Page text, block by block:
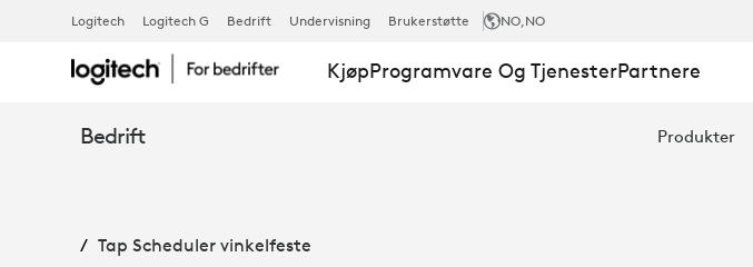
TAP
SCHEDULER
VINKELFESTE
Logitech Logitech G Bedrift Undervisning Brukerstøtte NO,NO
KjøpProgramvare Og TjenesterPartnere
Bedrift Produkter
Tap Scheduler vinkelfeste